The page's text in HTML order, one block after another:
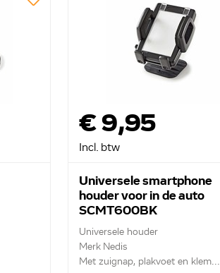
€ 9,95
Incl. btw
Universele smartphone
houder voor in de auto
SCMT600BK
Universele houder
Merk Nedis
Met zuignap, plakvoet en klem...